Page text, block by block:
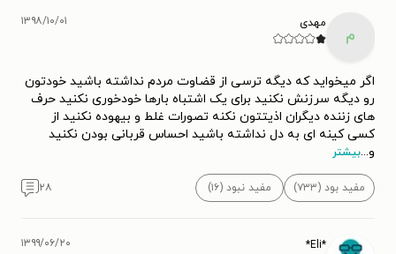
م
مهدی ۱۳۹۸/۱۰/۰۱
اگر میخواید که دیگه ترسی از قضاوت مردم نداشته باشید خودتون
رو دیگه سرزنش نکنید برای یک اشتباه بارها خودخوری نکنید حرف
های زننده دیگران اذیتتون نکنه تصورات غلط و بیهوده نکنید از
کسی کینه ای به دل نداشته باشید احساس قربانی بودن نکنید
و...بیشتر
مفید بود (۷۳۳) مفید نبود (۱۶) ۲۸
*Eli* ۱۳۹۹/۰۶/۲۰